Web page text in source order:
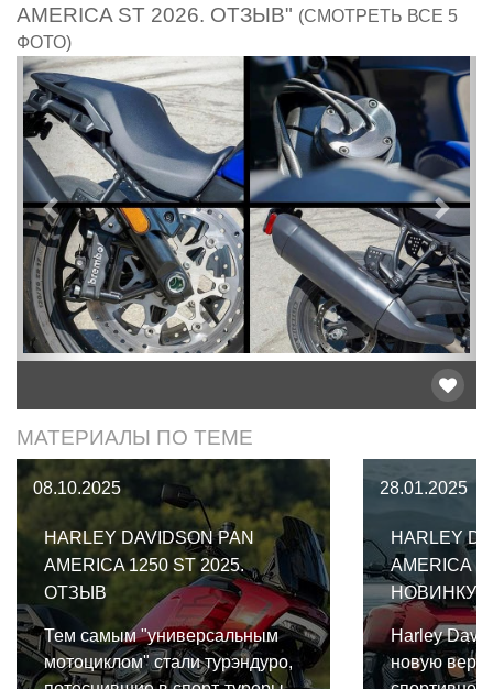
AMERICA ST 2026. ОТЗЫВ" (СМОТРЕТЬ ВСЕ 5
ФОТО)
Предыдущий
МАТЕРИАЛЫ ПО ТЕМЕ
08.10.2025
HARLEY DAVIDSON PAN
AMERICA 1250 ST 2025.
ОТЗЫВ
Тем самым "универсальным
мотоциклом" стали турэндуро,
28.01.2025
HARLEY
AMERICA
НОВИНКУ
Harley
новую